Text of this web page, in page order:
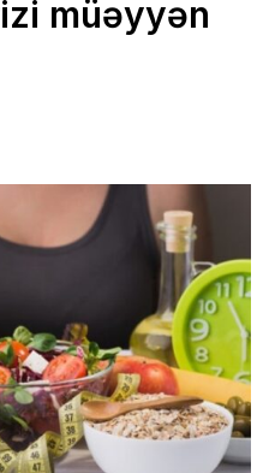
müəyyən